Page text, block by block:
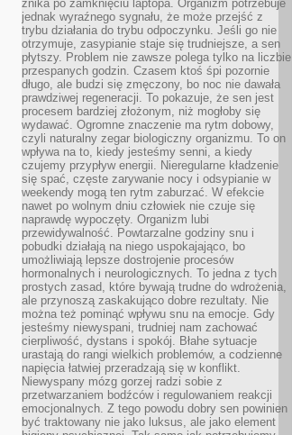
znika po zamknięciu laptopa. Organizm potrzebuje
jednak wyraźnego sygnału, że może przejść z
trybu działania do trybu odpoczynku. Jeśli go nie
otrzymuje, zasypianie staje się trudniejsze, a sen
płytszy. Problem nie zawsze polega tylko na liczbie
przespanych godzin. Czasem ktoś śpi pozornie
długo, ale budzi się zmęczony, bo noc nie dawała
prawdziwej regeneracji. To pokazuje, że sen jest
procesem bardziej złożonym, niż mogłoby się
wydawać. Ogromne znaczenie ma rytm dobowy,
czyli naturalny zegar biologiczny organizmu. To on
wpływa na to, kiedy jesteśmy senni, a kiedy
czujemy przypływ energii. Nieregularne kładzenie
się spać, częste zarywanie nocy i odsypianie w
weekendy mogą ten rytm zaburzać. W efekcie
nawet po wolnym dniu człowiek nie czuje się
naprawdę wypoczęty. Organizm lubi
przewidywalność. Powtarzalne godziny snu i
pobudki działają na niego uspokajająco, bo
umożliwiają lepsze dostrojenie procesów
hormonalnych i neurologicznych. To jedna z tych
prostych zasad, które bywają trudne do wdrożenia,
ale przynoszą zaskakująco dobre rezultaty. Nie
można też pominąć wpływu snu na emocje. Gdy
jesteśmy niewyspani, trudniej nam zachować
cierpliwość, dystans i spokój. Błahe sytuacje
urastają do rangi wielkich problemów, a codzienne
napięcia łatwiej przeradzają się w konflikt.
Niewyspany mózg gorzej radzi sobie z
przetwarzaniem bodźców i regulowaniem reakcji
emocjonalnych. Z tego powodu dobry sen powinien
być traktowany nie jako luksus, ale jako element